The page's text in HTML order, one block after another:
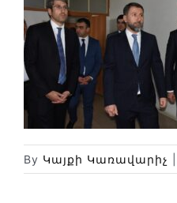
By Կայքի Կառավարիչ